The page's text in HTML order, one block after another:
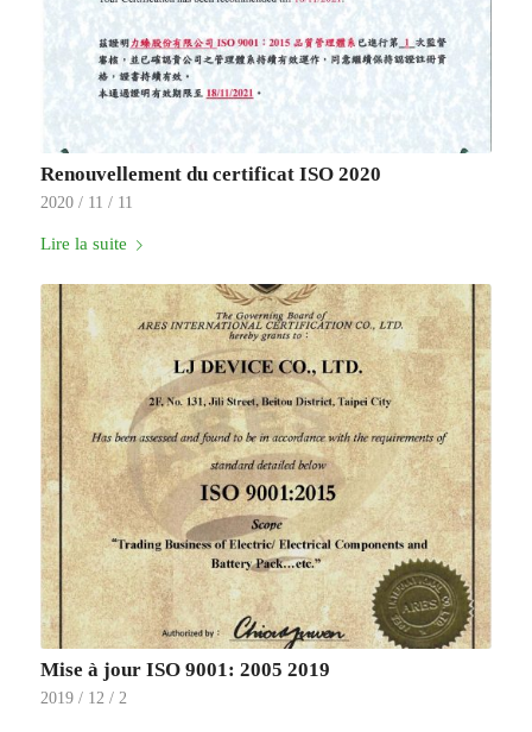
Renouvellement du certificat ISO 2020
2020 / 11 / 11
Lire la suite
Mise à jour ISO 9001: 2005 2019
2019 / 12 / 2